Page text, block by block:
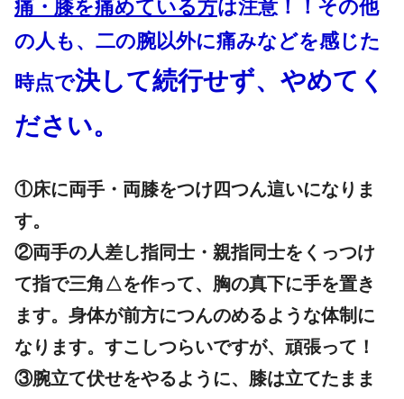
痛・膝を痛めている方は注意！！ その他
の人も、二の腕以外に痛みなどを感じた
時点で決して続行せず、やめてく
ださい。
①床に両手・両膝をつけ四つん這いになりま
す。
②両手の人差し指同士・親指同士をくっつけ
て指で三角△を作って、胸の真下に手を置き
ます。 身体が前方につんのめるような体制に
なります。 すこしつらいですが、頑張って！
③腕立て伏せをやるように、膝は立てたまま